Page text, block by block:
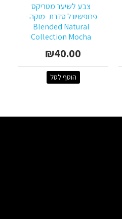
צבע לשיער מטריקס
פרופשיונל סדרת -מוקה -
Blended Natural
Collection Mocha
₪40.00
הוסף לסל